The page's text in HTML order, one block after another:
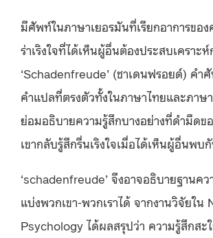
มีศัพท์ในภาษาเยอรมันที่เรียกอาการขอ
ร่าเริงใจที่ได้เห็นผู้อื่นต้องประสบเคราะห์
‘Schadenfreude’ (ชาเดนฟรอยด์) คำ
คำแปลที่ตรงตัวทั้งในภาษาไทยและภา
ย่อมอธิบายความรู้สึกบางอย่างที่ดำมืด
เขากลับรู้สึกรื่นเริงใจเมื่อได้เห็นผู้อื่นพบกั
‘schadenfreude’ จึงอาจอธิบายฐานค
แบ่งพวกเขา-พวกเราได้ จากงานวิจัยใน
Psychology ได้ผลสรุปว่า ความรู้สึกสะ